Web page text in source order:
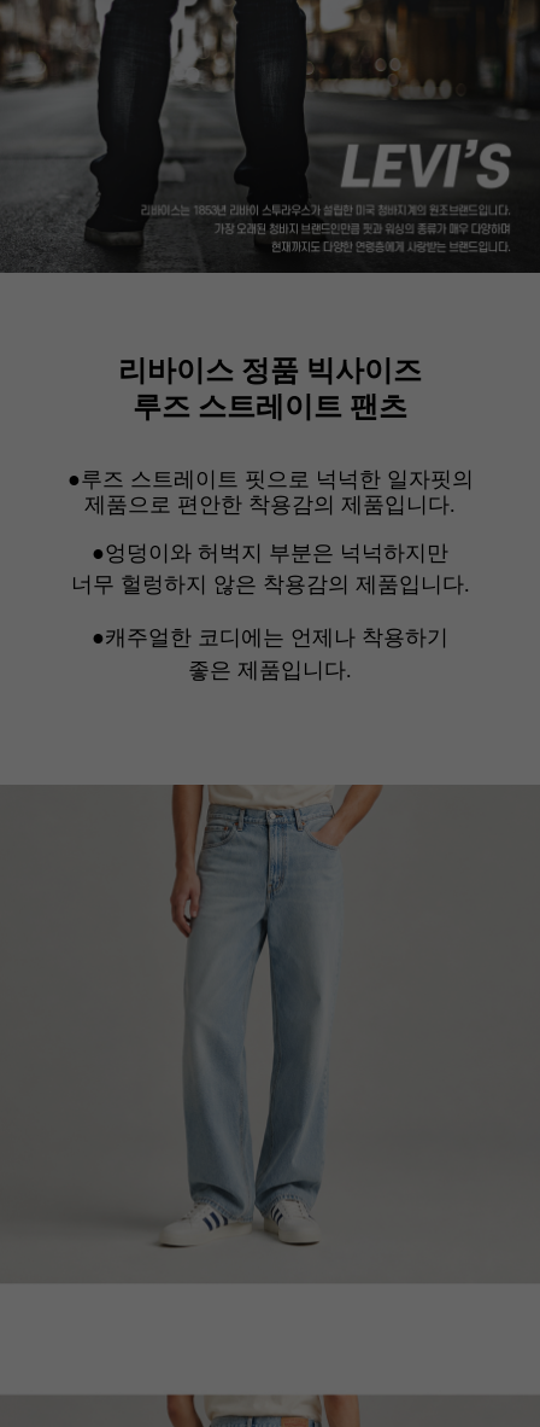
리바이스 정품 빅사이즈
루즈 스트레이트 팬츠
●루즈 스트레이트 핏으로 넉넉한 일자핏의
제품으로 편안한 착용감의 제품입니다.
●엉덩이와 허벅지 부분은 넉넉하지만
너무 헐렁하지 않은 착용감의 제품입니다.
●캐주얼한 코디에는 언제나 착용하기
좋은 제품입니다.